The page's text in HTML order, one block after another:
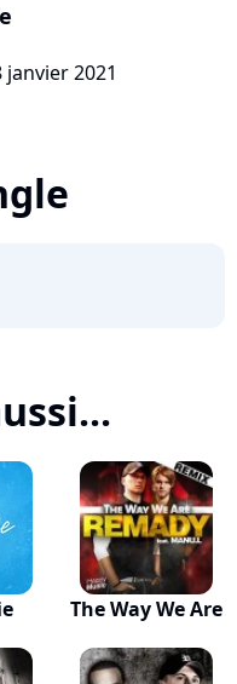
2021
The Way We Are